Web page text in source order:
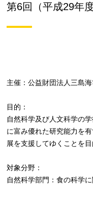
第6回（平成29年
主催：公益財団法人三島
目的：
自然科学及び人文科学の
に富み優れた研究能力を
展を支援してゆくことを目
対象分野：
自然科学部門：食の科学